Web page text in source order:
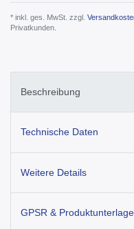
* inkl. ges. MwSt. zzgl.
Privatkunden.
Beschreibung
Technische Daten
Weitere Details
GPSR &